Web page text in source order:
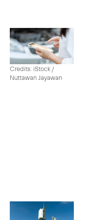
Credits: iStock /
Nuttawan Jayawan